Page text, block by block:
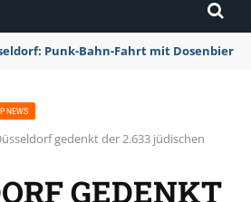
Punk-Bahn-Fahrt mit Dosenbier
NEWS
gedenkt der 2.633 jüdischen
GEDENKT